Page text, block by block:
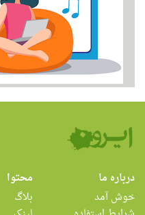
درباره ما
خوش آمد
محتوا
بلاگ